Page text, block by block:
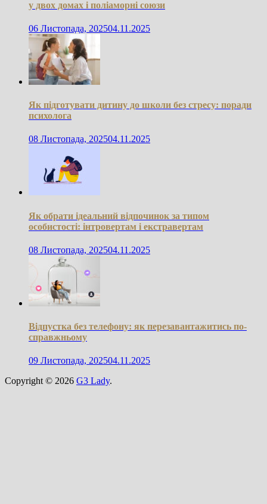
у двох домах і поліаморні союзи
06 Листопада, 202504.11.2025
Як підготувати дитину до школи без стресу: поради
психолога
08 Листопада, 202504.11.2025
Як обрати ідеальний відпочинок за типом
особистості: інтровертам і екстравертам
08 Листопада, 202504.11.2025
Відпустка без телефону: як перезавантажитись по-
справжньому
09 Листопада, 202504.11.2025
Copyright © 2026 G3 Lady.